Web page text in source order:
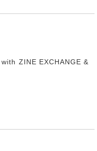
ZINE EXCHANGE &